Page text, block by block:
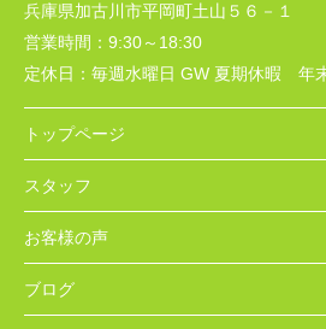
兵庫県加古川市平岡町土山５６－１
営業時間： 9:30～18:30
定休日： 毎週水曜日 GW 夏期休暇 年
トップページ
スタッフ
お客様の声
ブログ